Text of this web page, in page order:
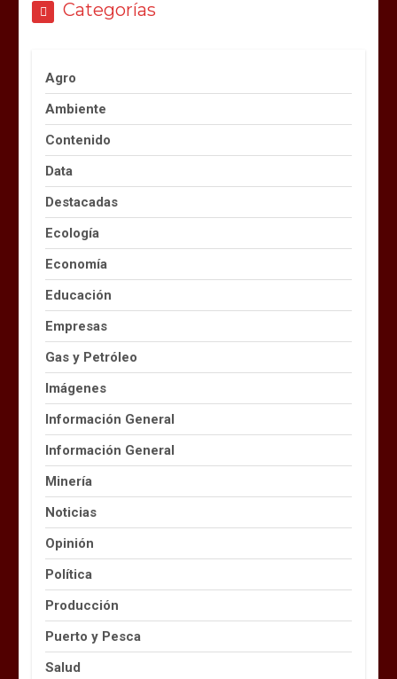
Categorías
Agro
Ambiente
Contenido
Data
Destacadas
Ecología
Economía
Educación
Empresas
Gas y Petróleo
Imágenes
Información General
Información General
Minería
Noticias
Opinión
Política
Producción
Puerto y Pesca
Salud